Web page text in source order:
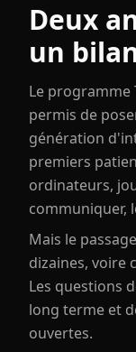
Deux
un
Le programme
permis de
génération
premiers
ordinateurs,
communiquer,
Mais le
dizaines, voire
Les questions
long terme et
ouvertes.